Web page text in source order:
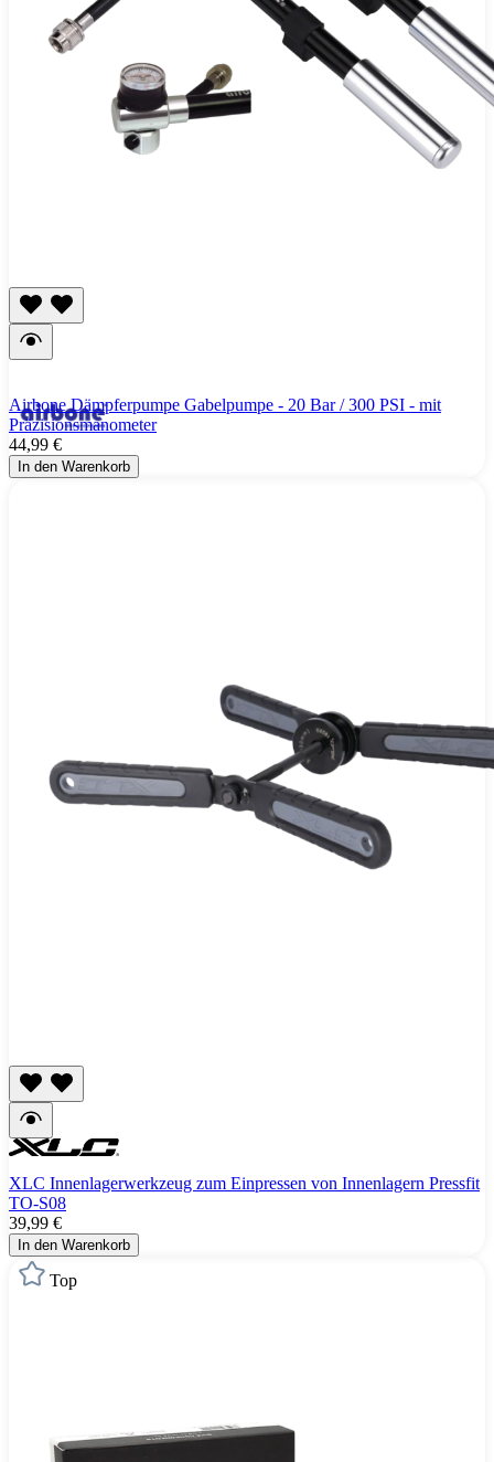
Airbone Dämpferpumpe Gabelpumpe - 20 Bar / 300 PSI - mit
Präzisionsmanometer
44,99 €
In den Warenkorb
XLC Innenlagerwerkzeug zum Einpressen von Innenlagern Pressfit
TO-S08
39,99 €
In den Warenkorb
Top